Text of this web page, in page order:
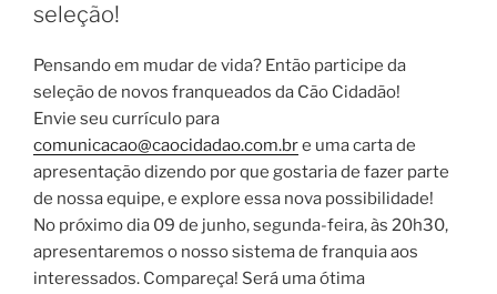
seleção!
Pensando em mudar de vida? Então participe da
seleção de novos franqueados da Cão Cidadão!
Envie seu currículo para
comunicacao@caocidadao.com.bre uma carta de
apresentação dizendo por que gostaria de fazer parte
de nossa equipe, e explore essa nova possibilidade!
No próximo dia 09 de junho, segunda-feira, às 20h30,
apresentaremos o nosso sistema de franquia aos
interessados. Compareça! Será uma ótima